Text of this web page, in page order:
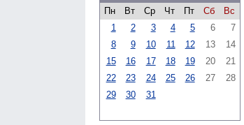
Пн
Вт Ср Чт Пт Сб
Вс
1
2 3 4 5 6
7
8
9 10 11 12 13
14
15
16 17 18 19 20
21
22
23 24 25 26 27
28
29
30 31